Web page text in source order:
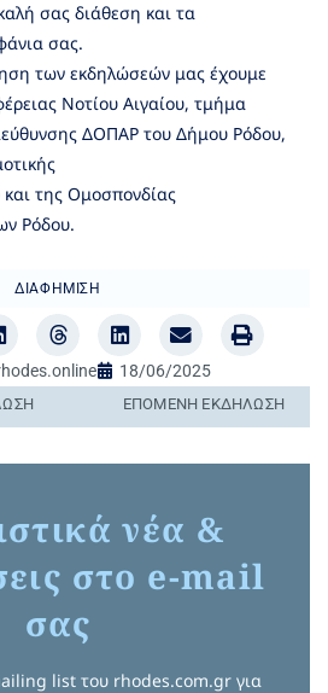
σας διάθεση και τα
σας.
των εκδηλώσεών μας έχουμε
Νοτίου Αιγαίου, τμήμα
ΔΟΠΑΡ του Δήμου Ρόδου,
και της Ομοσπονδίας
Ρόδου.
ΔΙΑΦΉΜΙΣΗ
18/06/2025
ΕΠΌΜΕΝΗ ΕΚΔΉΛΩΣΗ
νέα &
στο e-mail
σας
list του rhodes.com.gr για